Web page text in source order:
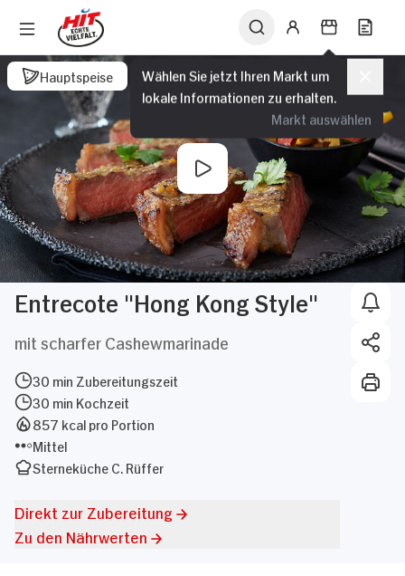
Wählen Sie jetzt Ihren Markt um
lokale Informationen zu erhalten.
Markt auswählen
Hauptspeise
Entrecote "Hong Kong Style"
mit scharfer Cashewmarinade
30 min Zubereitungszeit
30 min Kochzeit
857 kcal pro Portion
Mittel
Sterneküche C. Rüffer
Direkt zur Zubereitung
Zu den Nährwerten